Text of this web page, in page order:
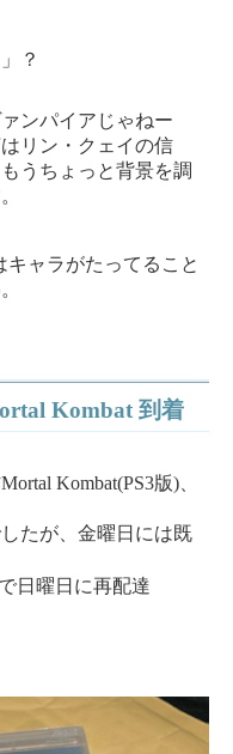
？
ンパイアじゃねー
リン・クェイの信
うちょっと背景を調
キャラがたってること
Kombat 到着
Kombat(PS3版)、
たが、金曜日には既
日曜日に再配達